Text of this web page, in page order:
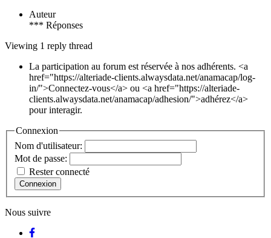
Auteur
*** Réponses
Viewing 1 reply thread
La participation au forum est réservée à nos adhérents. <a
href="https://alteriade-clients.alwaysdata.net/anamacap/log-
in/">Connectez-vous</a> ou <a href="https://alteriade-
clients.alwaysdata.net/anamacap/adhesion/">adhérez</a>
pour interagir.
Connexion
Nom d'utilisateur:
Mot de passe:
Rester connecté
Connexion
Nous suivre